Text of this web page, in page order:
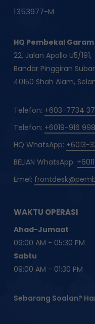
1353977-M
HQ Pembekal
22, Jalan Apollo U5/191,
Bandar Pinggiran
40150 Shah Alam,
Telefon: +603-7734
Telefon: +6019-916
HQ WhatsApp: +6013-
BELIAN WhatsApp:
Emel:
WAKTU OPERASI
Ahad-Jumaat
09:00 AM - 05:30 PM
Sabtu
09:00 AM - 01:30 PM
Sebarang Soalan?